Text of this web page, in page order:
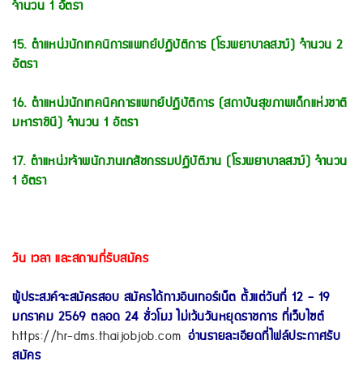
จำนวน 1 อัตรา
15. ตำแหน่งนักเทคนิการแพทย์ปฏิบัติการ (โรงพยาบาลสงฆ์) จำนวน 2
อัตรา
16. ตำแหน่งนักเทคนิคการแพทย์ปฏิบัติการ (สถาบันสุขภาพเด็กแห่งชาติ
มหาราชินี) จำนวน 1 อัตรา
17. ตำแหน่งเจ้าพนักงานเภสัชกรรมปฏิบัติงาน (โรงพยาบาลสงฆ์) จำนวน
1 อัตรา
วัน เวลา และสถานที่รับสมัคร
ผู้ประสงค์จะสมัครสอบ สมัครได้ทางอินเทอร์เน็ต ตั้งแต่วันที่ 12 - 19
มกราคม 2569 ตลอด 24 ชั่วโมง ไม่เว้นวันหยุดราชการ ที่เว็บไซต์
https://hr-dms.thaijobjob.com อ่านรายละเอียดที่ไฟล์ประกาศรับ
สมัคร